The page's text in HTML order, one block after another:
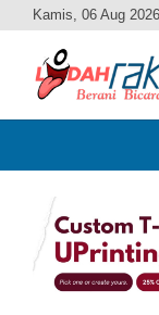
Kamis, 06 Aug 2026